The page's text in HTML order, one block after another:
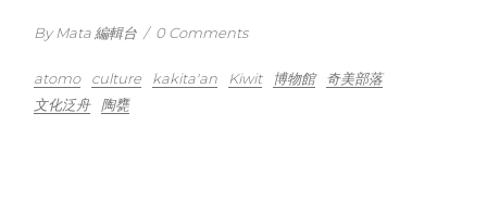
By Mata 編輯台 / 0 Comments
atomo culture kakita'an Kiwit 博物館
奇美部落
文化泛舟
陶甕